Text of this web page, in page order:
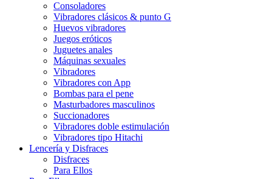
Consoladores
Vibradores clásicos & punto G
Huevos vibradores
Juegos eróticos
Juguetes anales
Máquinas sexuales
Vibradores
Vibradores con App
Bombas para el pene
Masturbadores masculinos
Succionadores
Vibradores doble estimulación
Vibradores tipo Hitachi
Lencería y Disfraces
Disfraces
Para Ellos